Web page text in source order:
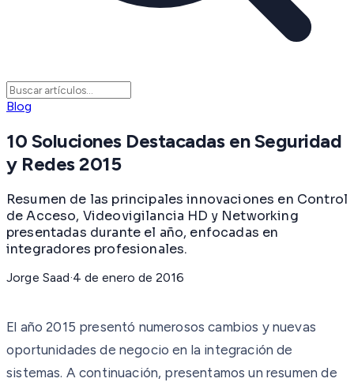
Blog
10 Soluciones Destacadas en Seguridad
y Redes 2015
Resumen de las principales innovaciones en Control
de Acceso, Videovigilancia HD y Networking
presentadas durante el año, enfocadas en
integradores profesionales.
Jorge Saad·4 de enero de 2016
El año 2015 presentó numerosos cambios y nuevas
oportunidades de negocio en la integración de
sistemas. A continuación, presentamos un resumen de